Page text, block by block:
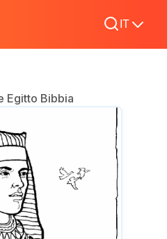
IT
Egitto Bibbia